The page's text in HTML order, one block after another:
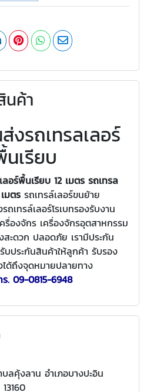
นค้า
งรถเทรลเลอร์
เรียบ
ลอร์พื้นเรียบ 12 เมตร รถเทรล
มตร รถเทรล์เลอร์ขนย้าย
ถเทรล์เลอร์โรเบทรองรับงาน
รื่องจักร เครื่องจักรอุตสาหกรรม
ะดวก ปลอดภัย เรามีประกัน
บประกันสินค้าให้ลูกค้า รับรอง
ได้ถึงจุดหมายปลายทาง
. 09-0815-6948
ลคุ้งลาน อำเภอบางปะอิน